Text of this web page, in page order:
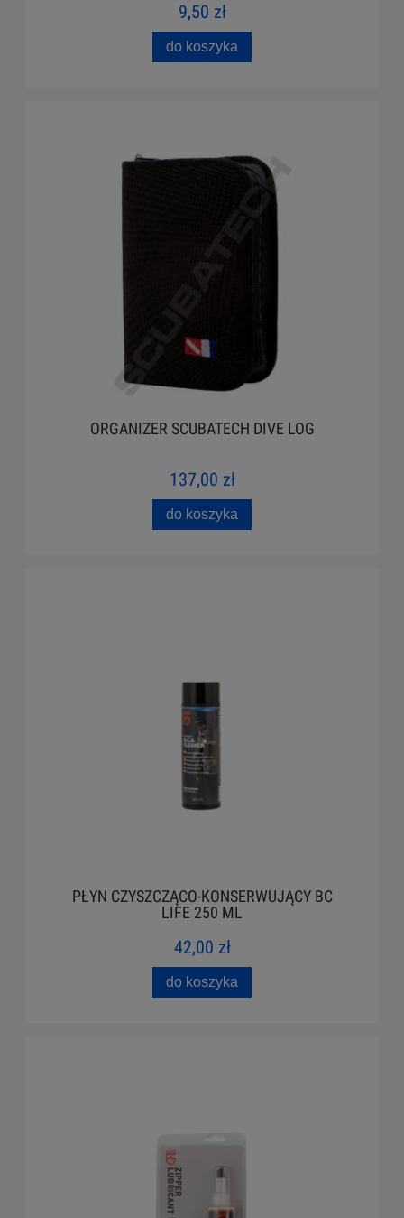
9,50 zł
do koszyka
ORGANIZER SCUBATECH DIVE LOG
137,00 zł
do koszyka
PŁYN CZYSZCZĄCO-KONSERWUJĄCY BC
LIFE 250 ML
42,00 zł
do koszyka